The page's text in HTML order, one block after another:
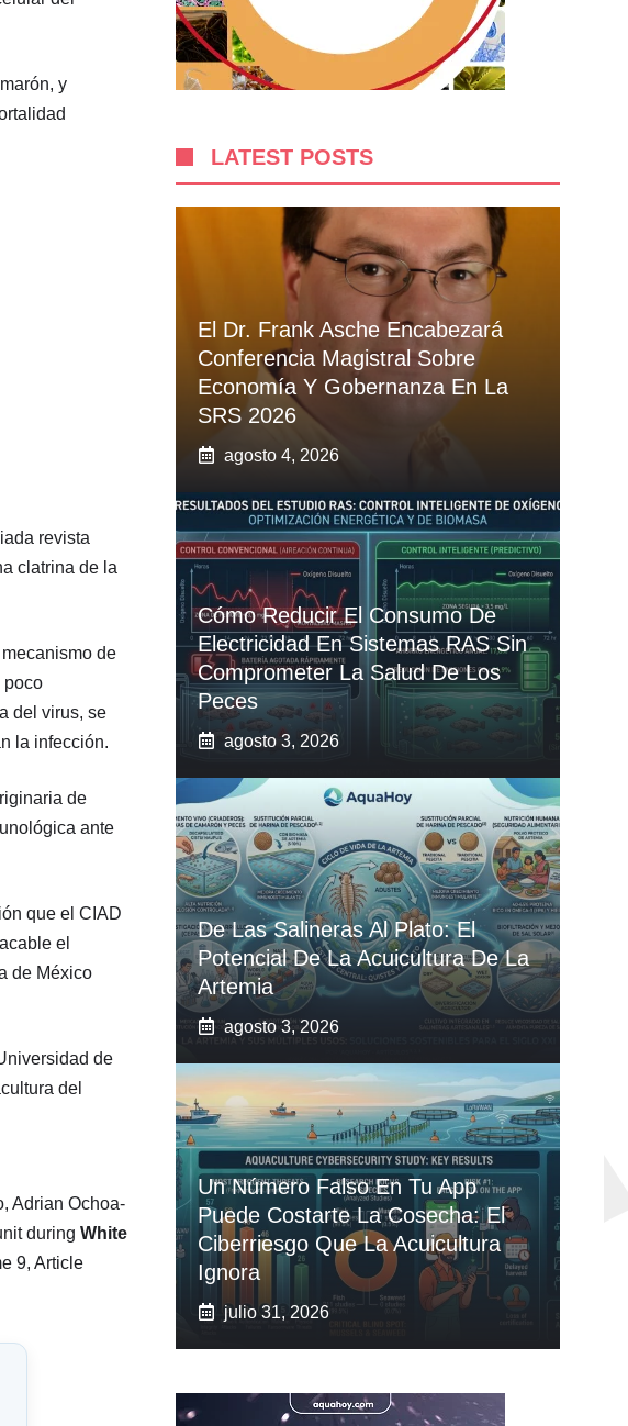
y
revista
clatrina de la
de
poco
del virus, se
la infección.
de
ante
que el CIAD
el
de México
de
del
Adrian Ochoa-
during White
9, Article
LATEST POSTS
El Dr. Frank Asche Encabezará
Conferencia Magistral Sobre
Economía Y Gobernanza En La
SRS 2026
agosto 4, 2026
Cómo Reducir El Consumo De
Electricidad En Sistemas RAS Sin
Comprometer La Salud De Los
Peces
agosto 3, 2026
De Las Salineras Al Plato: El
Potencial De La Acuicultura De La
Artemia
agosto 3, 2026
Un Número Falso En Tu App
Puede Costarte La Cosecha: El
Ciberriesgo Que La Acuicultura
Ignora
julio 31, 2026